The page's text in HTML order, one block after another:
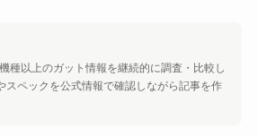
種以上のガット情報を継続的に調査・比較し
スペックを公式情報で確認しながら記事を作